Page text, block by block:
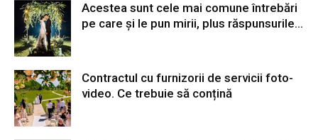
Acestea sunt cele mai comune întrebări
pe care și le pun mirii, plus răspunsurile...
Contractul cu furnizorii de servicii foto-
video. Ce trebuie să conțină